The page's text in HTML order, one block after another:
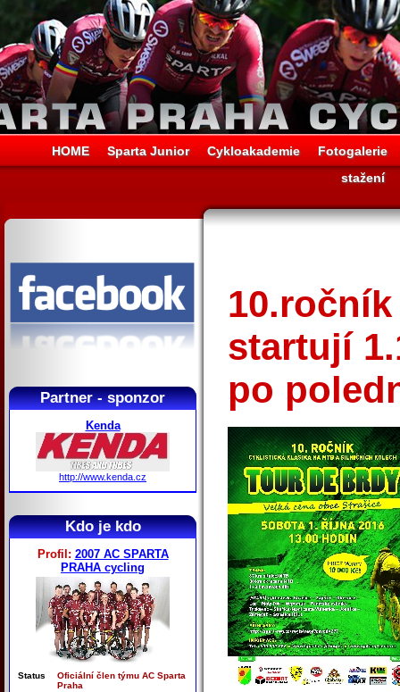
HOME Sparta Junior Cykloakademie
Fotogalerie
stažení
Partner - sponzor
Kenda
http://www.kenda.cz
Kdo je kdo
Profil: 2007 AC SPARTA
PRAHA cycling
Status
Oficiální člen týmu AC Sparta
Praha
startují
po